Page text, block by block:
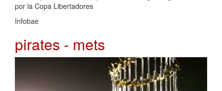
por la Copa Libertadores
Infobae
pirates - mets